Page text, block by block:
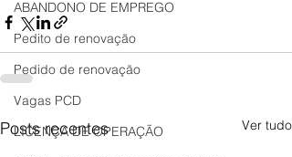
ABANDONO DE EMPREGO
Pedito de renovação
Pedido de renovação
Vagas PCD
LICENÇA DE OPERAÇÃO
Posts recentes Ver tudo